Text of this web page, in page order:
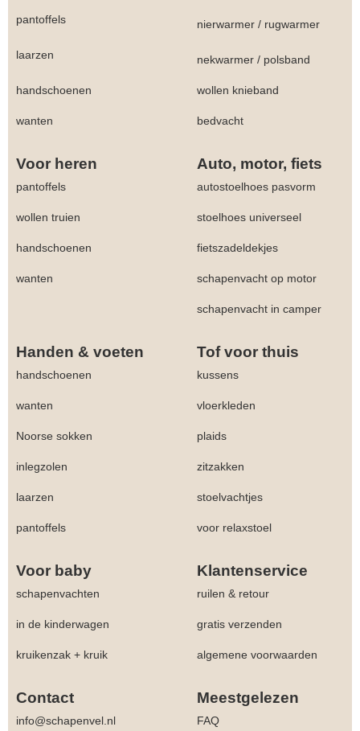
pantoffels nierwarmer / rugwarmer
laarzen nekwarmer / polsband
handschoenen wollen knieband
wanten bedvacht
Voor heren Auto, motor, fiets
pantoffels autostoelhoes pasvorm
wollen truien stoelhoes universeel
handschoenen fietszadeldekjes
wanten schapenvacht op motor
schapenvacht in camper
Handen & voeten Tof voor thuis
handschoenen kussens
wanten vloerkleden
Noorse sokken plaids
inlegzolen zitzakken
laarzen stoelvachtjes
pantoffels voor relaxstoel
Voor baby Klantenservice
schapenvachten ruilen & retour
in de kinderwagen gratis verzenden
kruikenzak + kruik algemene voorwaarden
Contact Meestgelezen
info@schapenvel.nl FAQ